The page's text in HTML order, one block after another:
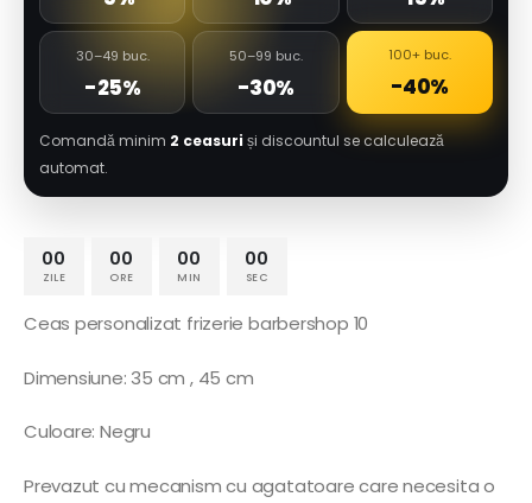
30–49 buc.
-25%
50–99 buc.
-30%
100+ buc.
-40%
Comandă minim 2 ceasuri și discountul se calculează
automat.
00
ZILE
00
ORE
00
MIN
00
SEC
Ceas personalizat frizerie barbershop 10
Dimensiune: 35 cm , 45 cm
Culoare: Negru
Prevazut cu mecanism cu agatatoare care necesita o